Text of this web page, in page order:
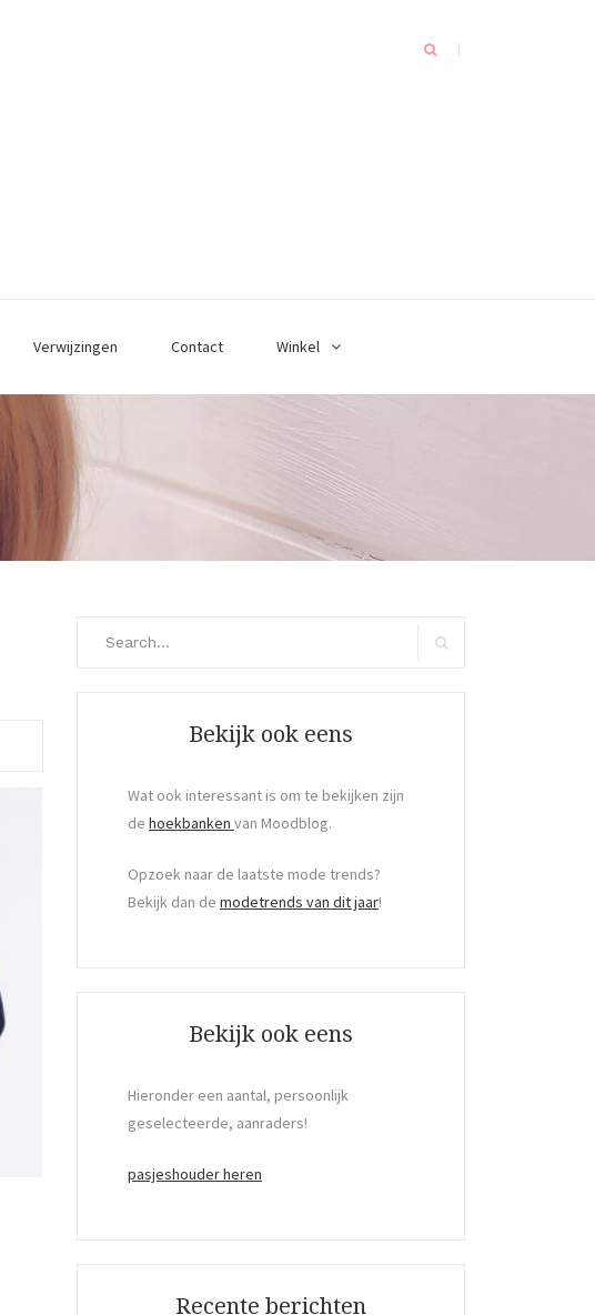
Verwijzingen Contact Winkel
Bekijk ook eens
Wat ook interessant is om te bekijken zijn
de hoekbanken van Moodblog.
Opzoek naar de laatste mode trends?
Bekijk dan de modetrends van dit jaar!
Bekijk ook eens
Hieronder een aantal, persoonlijk
geselecteerde, aanraders!
pasjeshouder heren
Recente berichten